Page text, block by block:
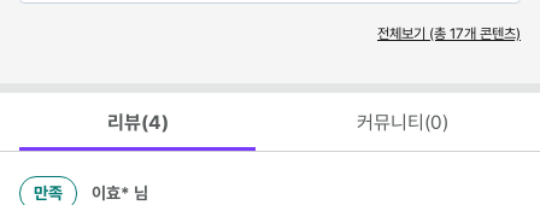
전체보기 (총 17개 콘텐츠)
리뷰(4) 커뮤니티(0)
만족 이효* 님